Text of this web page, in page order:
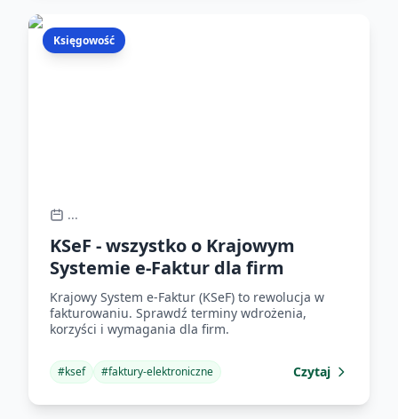
Księgowość
...
KSeF - wszystko o Krajowym
Systemie e-Faktur dla firm
Krajowy System e-Faktur (KSeF) to rewolucja w
fakturowaniu. Sprawdź terminy wdrożenia,
korzyści i wymagania dla firm.
#ksef #faktury-elektroniczne Czytaj